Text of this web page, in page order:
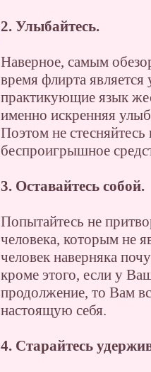
2. Улыбайтесь.
Наверное, самым
время флирта
практикующие язык
именно искренняя
Поэтом не стесняйтесь
беспроигрышное
3. Оставайтесь собой.
Попытайтесь не
человека, которым не
человек наверняка
кроме этого, если у
продолжение, то Вам
настоящую себя.
4. Старайтесь